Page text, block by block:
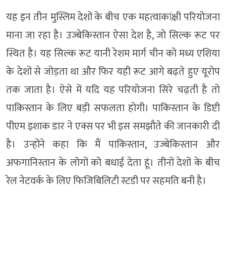
यह इन तीन मुस्लिम देशों के बीच एक महत्वाकांक्षी परियोजना
माना जा रहा है। उज्बेकिस्तान ऐसा देश है, जो सिल्क रूट पर
स्थित है। यह सिल्क रूट यानी रेशम मार्ग चीन को मध्य एशिया
के देशों से जोड़ता था और फिर यही रूट आगे बढ़ते हुए यूरोप
तक जाता है। ऐसे में यदि यह परियोजना सिरे चढ़ती है तो
पाकिस्तान के लिए बड़ी सफलता होगी। पाकिस्तान के डिप्टी
पीएम इशाक डार ने एक्स पर भी इस समझौते की जानकारी दी
है। उन्होंने कहा कि मैं पाकिस्तान, उज्बेकिस्तान और
अफगानिस्तान के लोगों को बधाई देता हूं। तीनों देशों के बीच
रेल नेटवर्क के लिए फिजिबिलिटी स्टडी पर सहमति बनी है।